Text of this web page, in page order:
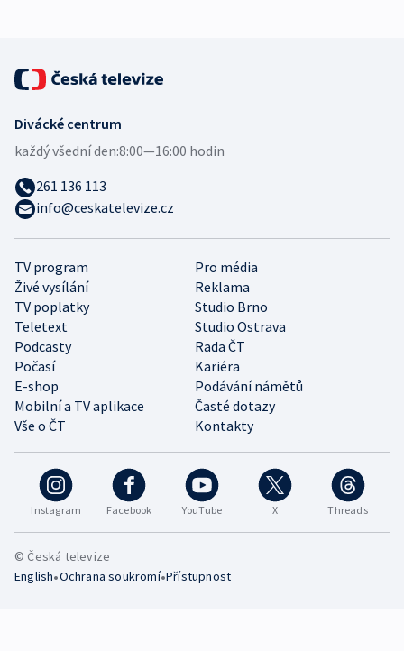
Instagram Facebook YouTube X Threads
TV program
Pro média
Živé vysílání
Reklama
TV poplatky
Studio Brno
Teletext
Studio Ostrava
Podcasty
Rada ČT
Počasí
Kariéra
E-shop
Podávání námětů
Mobilní a TV aplikace
Časté dotazy
Vše o ČT
Kontakty
Divácké centrum
každý všední den:8:00—16:00 hodin
261 136 113
info@ceskatelevize.cz
© Česká televize
English•Ochrana soukromí•Přístupnost